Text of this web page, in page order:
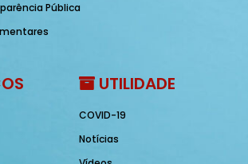
Pública
UTILIDADE
COVID-19
Notícias